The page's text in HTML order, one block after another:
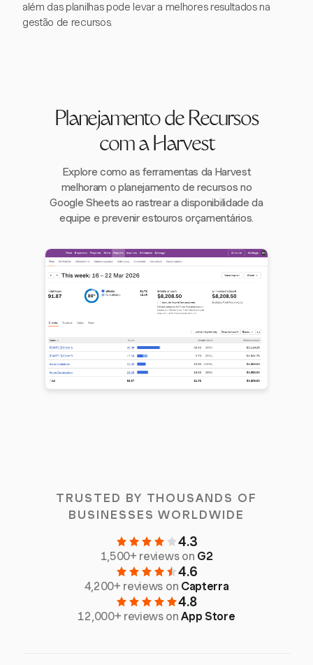
além das planilhas pode levar a melhores resultados na
gestão de recursos.
Planejamento de Recursos
com a Harvest
Explore como as ferramentas da Harvest
melhoram o planejamento de recursos no
Google Sheets ao rastrear a disponibilidade da
equipe e prevenir estouros orçamentários.
TRUSTED BY THOUSANDS OF
BUSINESSES WORLDWIDE
4.3
1,500+ reviews on G2
4.6
4,200+ reviews on Capterra
4.8
12,000+ reviews onApp Store